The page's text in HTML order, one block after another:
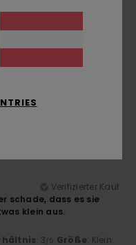
: 4/5 Größe
Verifizierter Kauf
schade, dass es sie
klein aus.
: 3 /5 Größe: Klein